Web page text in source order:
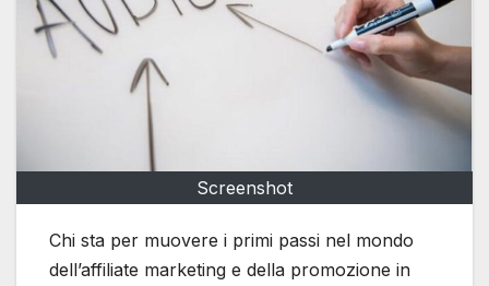
Screenshot
Chi sta per muovere i primi passi nel mondo
dell’affiliate marketing e della promozione in